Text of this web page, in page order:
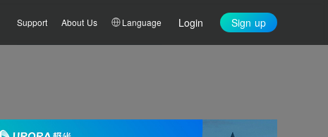
Support About Us Language Login Sign up